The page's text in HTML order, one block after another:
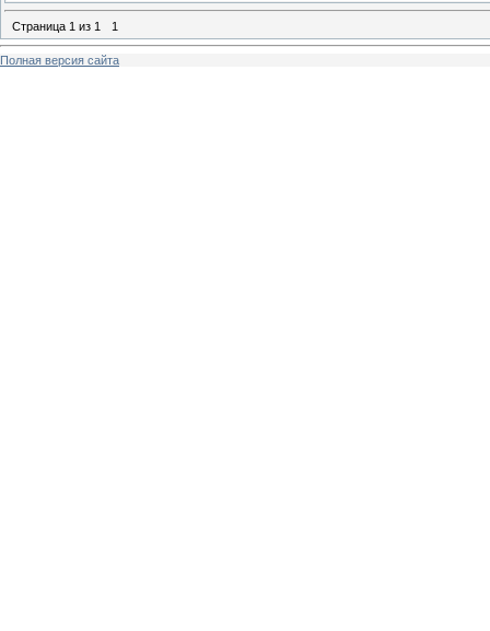
Страница 1 из 1 1
Полная версия сайта